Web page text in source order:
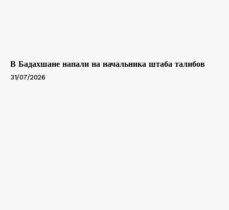
В Бадахшане напали на начальника штаба талибов
31/07/2026